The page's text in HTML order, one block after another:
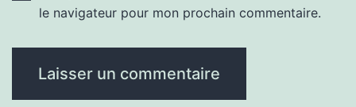
le navigateur pour mon prochain commentaire.